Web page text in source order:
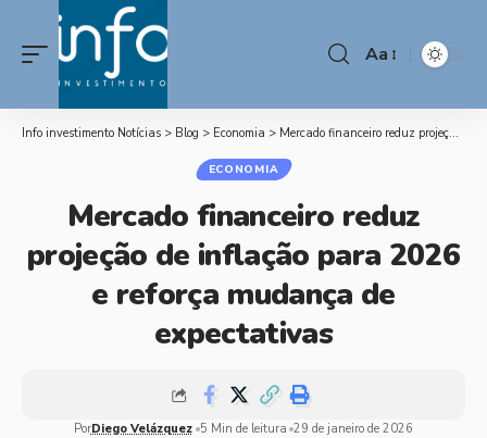
Aa
Info investimento Notícias > Blog > Economia > Mercado financeiro reduz projeção de inflação para 2026 e reforça mudança de expectativas
ECONOMIA
Mercado financeiro reduz
projeção de inflação para 2026
e reforça mudança de
expectativas
PorDiego Velázquez 5 Min de leitura 29 de janeiro de 2026